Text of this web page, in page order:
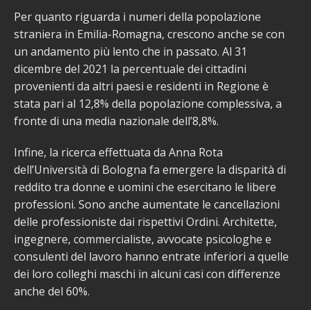
Per quanto riguarda i numeri della popolazione
straniera in Emilia-Romagna, crescono anche se con
un andamento più lento che in passato. Al 31
dicembre del 2021 la percentuale dei cittadini
provenienti da altri paesi e residenti in Regione è
stata pari al 12,8% della popolazione complessiva, a
fronte di una media nazionale dell’8,8%.
Infine, la ricerca effettuata da Anna Rota
dell’Università di Bologna fa emergere la disparità di
reddito tra donne e uomini che esercitano le libere
professioni. Sono anche aumentate le cancellazioni
delle professioniste dai rispettivi Ordini. Architette,
ingegnere, commercialiste, avvocate psicologhe e
consulenti del lavoro hanno entrate inferiori a quelle
dei loro colleghi maschi in alcuni casi con differenze
anche del 60%.